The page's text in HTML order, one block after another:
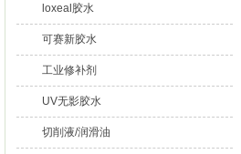
loxeal胶水
可赛新胶水
工业修补剂
UV无影胶水
切削液/润滑油